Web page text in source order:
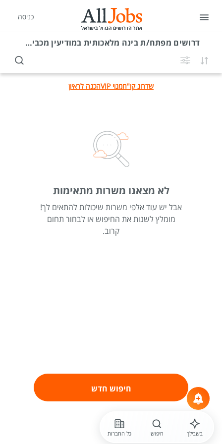
כניסה
דרושים מפתח/ת בינה מלאכותית במודיעין מכבים רעות
שדרוג קו"חמנוי VIP הכנה לראיון
לא מצאנו משרות מתאימות
אבל יש עוד אלפי משרות שיכולות להתאים לך!
מומלץ לשנות את החיפוש או לבחור תחום
קרוב.
חיפוש חדש
בשבילך חיפוש כל החברות